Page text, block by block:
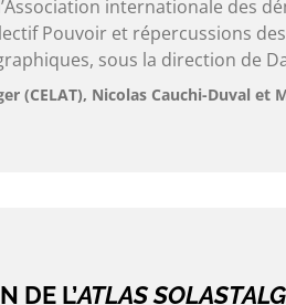
internationale des
Pouvoir et répercussions
sous la direction de
(CELAT), Nicolas Cauchi-Duval et
DE L’ATLAS